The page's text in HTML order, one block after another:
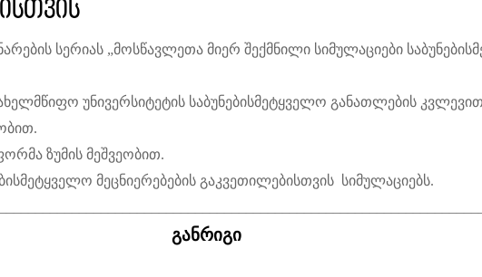
სერიას „მოსწავლეთა მიერ შექმნილი სიმულაციები
უნივერსიტეტის საბუნებისმეტყველო განათლების
ზუმის მეშვეობით.
მეცნიერებების გაკვეთილებისთვის სიმულაციებს.
განრიგი